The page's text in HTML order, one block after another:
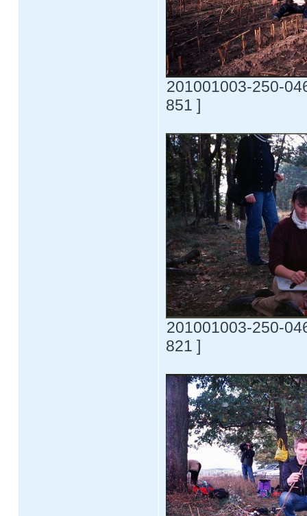
201001003-250-
851 ]
201001003-250-
821 ]